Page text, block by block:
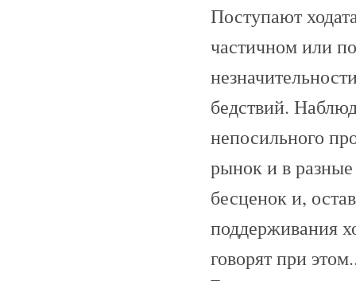
Поступают
частичном или
бедствий.
непосильного
рынок и в
бесценок и,
поддерживания
говорят при